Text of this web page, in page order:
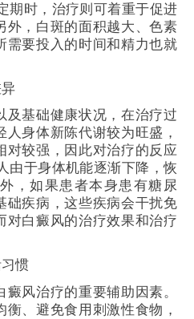
期时，治疗则可着重于促进
外，白斑的面积越大、色素
需要投入的时间和精力也就
基础健康状况，在治疗过
身体新陈代谢较为旺盛，
对较强，因此对治疗的反应
由于身体机能逐渐下降，恢
，如果患者本身患有糖尿
础疾病，这些疾病会干扰免
对白癜风的治疗效果和治疗
惯
风治疗的重要辅助因素。
、避免食用刺激性食物，